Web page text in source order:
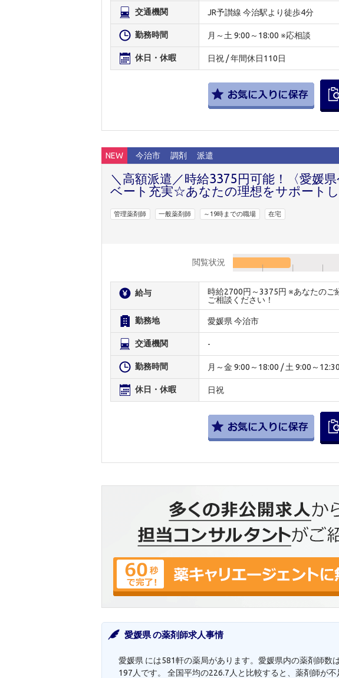
交通機関 JR予讃線 今治駅より徒歩4分
勤務時間 月～土 9:00～18:00 ※応相談
休日・休暇 日祝 / 年間休日110日
NEW 今治市 調剤 派遣
＼高額派遣／時給3375円可能！〈愛媛
ベート充実☆あなたの理想をサポートし
管理薬剤師 一般薬剤師 ～19時までの職場 在宅
閲覧状況
給与
時給2700円～3375円 ※あなたのご
ご相談ください！
勤務地 愛媛県 今治市
交通機関 -
勤務時間 月～金 9:00～18:00 / 土 9:00～
休日・休暇 日祝
愛媛県 の薬剤師求人事情
愛媛県 には581軒の薬局があります。愛媛県内の薬剤師数
197人です。 全国平均の226.7人と比較すると、薬剤師が